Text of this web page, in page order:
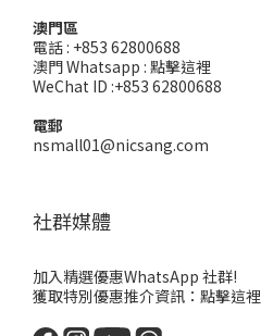
澳門區
電話 : +853 62800688
澳門 Whatsapp : 點擊這裡
WeChat ID :+853 62800688
電郵
nsmall01@nicsang.com
社群媒體
加入精選優惠WhatsApp 社群!
獲取特別優惠推介資訊： 點擊這裡